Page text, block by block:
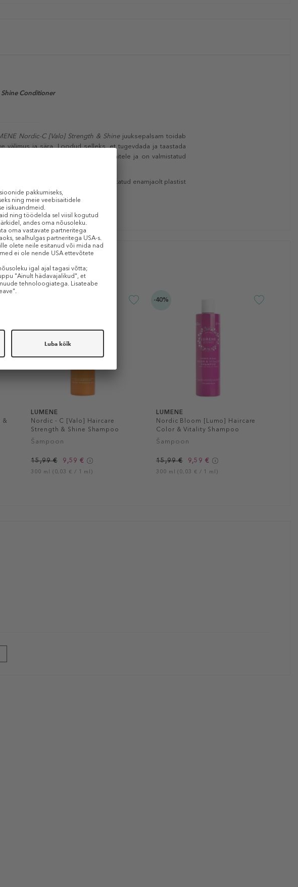
Shine Conditioner
Nordic-C [Valo] Strength & Shinejuuksepalsam toidab
välimus ja sära. Loodud selleks, et tugevdada ja taastada
juustele. Toode sobib veganitele ja on valmistatud
pudel ja pump. Pump on valmistatud enamjaolt plastist
juhiseid, eriti plasti ringlussevõtul.
&
LUMENE
Nordic - C [Valo] Haircare
Strength & Shine Shampoo
Šampoon
15,99 € 9,59 €
300 ml (0,03 € / 1 ml)
-40%
LUMENE
Nordic Bloom [Lumo] Haircare
Color & Vitality Shampoo
Šampoon
15,99 € 9,59 €
300 ml (0,03 € / 1 ml)